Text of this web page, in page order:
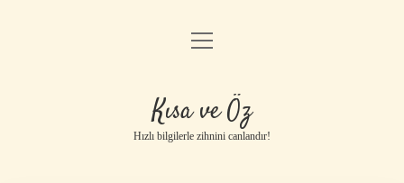
Anasayfa
Gizlilik Politikası
Yasal Uyarı
menüyü
Kısa ve Öz
Hızlı bilgilerle zihnini canlandır!